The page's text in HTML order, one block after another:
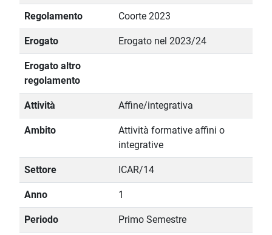
Regolamento Coorte 2023
Erogato Erogato nel 2023/24
Erogato altro
regolamento
Attività Affine/integrativa
Ambito
Attività formative affini o
integrative
Settore ICAR/14
Anno 1
Periodo Primo Semestre